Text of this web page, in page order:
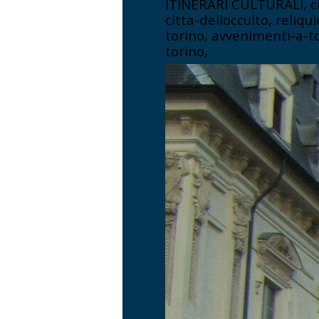
ITINERARI
citta-dellocculto,
torino, avvenimenti-a-
torino,